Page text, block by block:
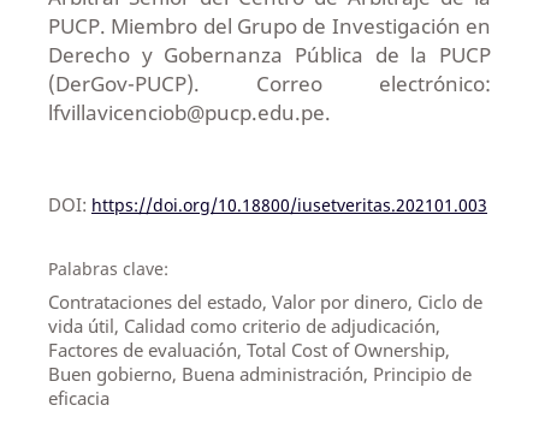
PUCP. Miembro del Grupo de Investigación en
Derecho y Gobernanza Pública de la PUCP
(DerGov-PUCP). Correo electrónico:
lfvillavicenciob@pucp.edu.pe.
DOI: https://doi.org/10.18800/iusetveritas.202101.003
Palabras clave:
Contrataciones del estado, Valor por dinero, Ciclo de
vida útil, Calidad como criterio de adjudicación,
Factores de evaluación, Total Cost of Ownership,
Buen gobierno, Buena administración, Principio de
eficacia